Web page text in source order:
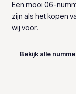
Een mooi 06-
zijn als het kopen
wij voor.
Bekijk alle